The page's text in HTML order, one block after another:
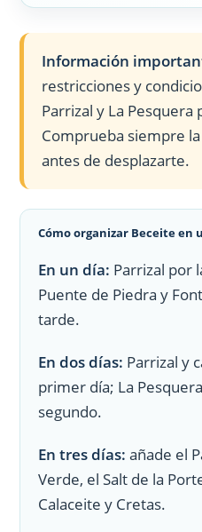
Información
restricciones y
Parrizal y La Pesquera
Comprueba siempre
antes de desplazarte.
Cómo organizar Beceite en
En un día: Parrizal por
Puente de Piedra y
tarde.
En dos días: Parrizal y
primer día; La
segundo.
En tres días: añade el
Verde, el Salt de la
Calaceite y Cretas.